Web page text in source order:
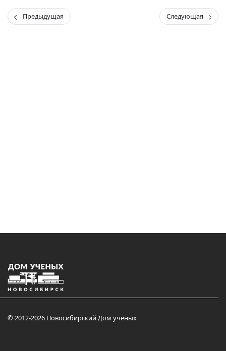
Предыдущая Следующая
© 2012-2026 Новосибирский Дом учёных